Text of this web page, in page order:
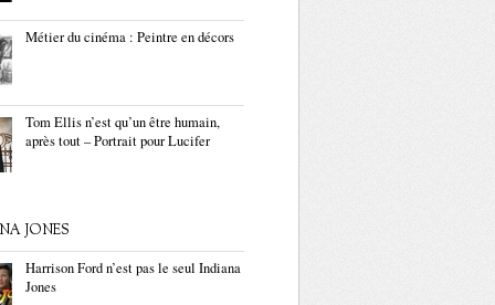
Métier du cinéma : Peintre en décors
Tom Ellis n’est qu’un être humain,
après tout – Portrait pour Lucifer
JONES
Harrison Ford n’est pas le seul Indiana
Jones